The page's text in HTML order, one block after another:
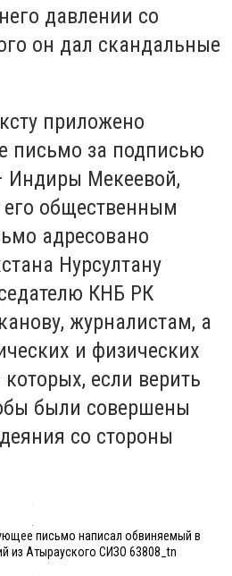
давлении со
он дал скандальные
приложено
письмо за подписью
Индиры Мекеевой,
его общественным
адресовано
Нурсултану
КНБ РК
журналистам, а
и физических
если верить
были совершены
со стороны
письмо написал обвиняемый в
из Атырауского СИЗО 63808_tn